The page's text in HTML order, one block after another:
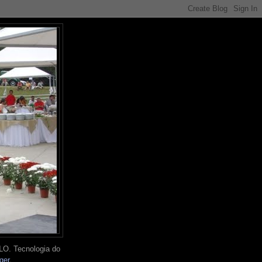
Tecnologia do
.